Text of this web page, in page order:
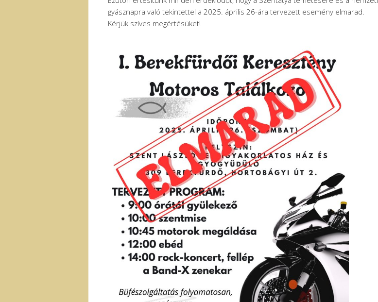
gyásznapra való tekintettel a 2025. április 26-ára tervezett esemény elmarad.
Kérjük szíves megértésüket!